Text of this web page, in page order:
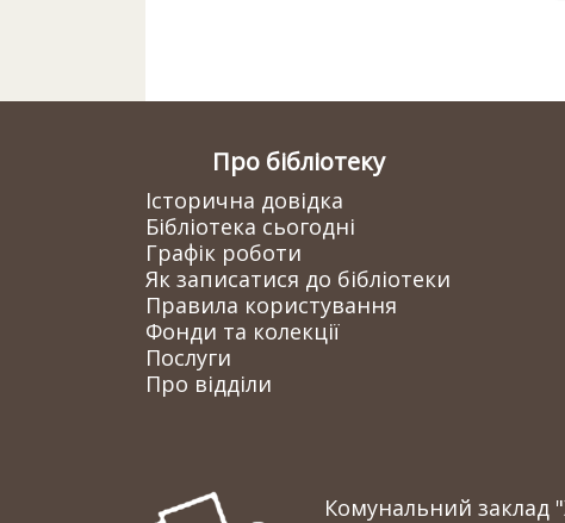
Про бібліотеку
Історична довідка
Бібліотека сьогодні
Графік роботи
Як записатися до бібліотеки
Правила користування
Фонди та колекції
Послуги
Про відділи
Комунальний заклад